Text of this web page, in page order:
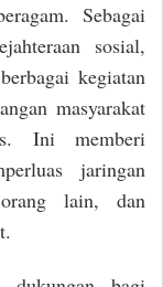
Sebagai
sosial,
kegiatan
masyarakat
Ini memberi
jaringan
lain, dan